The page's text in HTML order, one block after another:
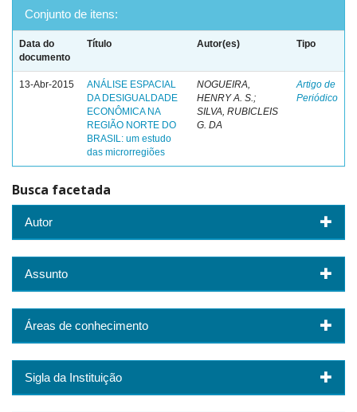
Conjunto de itens:
Data do
documento
Título Autor(es) Tipo
13-Abr-2015
ANÁLISE ESPACIAL
DA DESIGUALDADE
ECONÔMICA NA
REGIÃO NORTE DO
BRASIL: um estudo
das microrregiões
NOGUEIRA,
HENRY A. S.;
SILVA, RUBICLEIS
G. DA
Artigo de
Periódico
Busca facetada
Autor
Assunto
Áreas de conhecimento
Sigla da Instituição